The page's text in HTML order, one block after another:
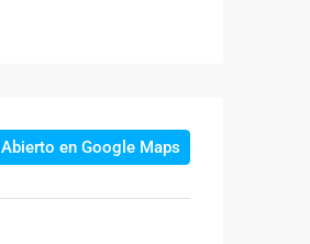
Abierto en Google Maps